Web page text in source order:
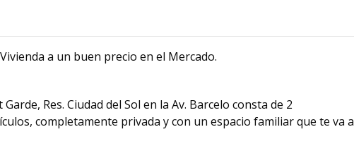
a un buen precio en el Mercado.
Res. Ciudad del Sol en la Av. Barcelo consta de 2
completamente privada y con un espacio familiar que te va a